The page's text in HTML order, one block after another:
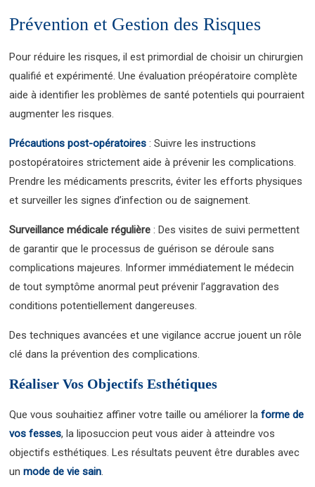
Prévention et Gestion des Risques
Pour réduire les risques, il est primordial de choisir un chirurgien
qualifié et expérimenté. Une évaluation préopératoire complète
aide à identifier les problèmes de santé potentiels qui pourraient
augmenter les risques.
Précautions post-opératoires : Suivre les instructions
postopératoires strictement aide à prévenir les complications.
Prendre les médicaments prescrits, éviter les efforts physiques
et surveiller les signes d’infection ou de saignement.
Surveillance médicale régulière : Des visites de suivi permettent
de garantir que le processus de guérison se déroule sans
complications majeures. Informer immédiatement le médecin
de tout symptôme anormal peut prévenir l’aggravation des
conditions potentiellement dangereuses.
Des techniques avancées et une vigilance accrue jouent un rôle
clé dans la prévention des complications.
Réaliser Vos Objectifs Esthétiques
Que vous souhaitiez affiner votre taille ou améliorer laforme de
vos fesses, la liposuccion peut vous aider à atteindre vos
objectifs esthétiques. Les résultats peuvent être durables avec
unmode de vie sain